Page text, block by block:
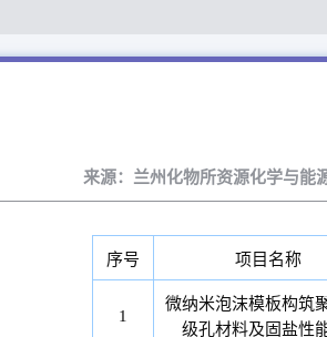
来源：兰州化物所资源化学与
序号 项目名称
1
微纳米泡沫模板构筑
级孔材料及固盐性